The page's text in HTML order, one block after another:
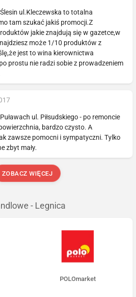
ul.Kleczewska to totalna
tam szukać jakiś promocji.Z
jakie znajdują się w gazetce,w
może 1/10 produktów z
jest to wina kierownictwa
prostu nie radzi sobie z prowadzeniem
ul. Piłsudskiego - po remoncie
bardzo czysto. A
zawsze pomocni i sympatyczni. Tylko
zbyt mały.
ZOBACZ WIĘCEJ
- Legnica
POLOmarket